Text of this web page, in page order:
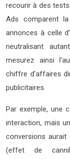
recourir à des
Ads comparent
annonces à celle
neutralisant
mesurez ainsi
chiffre d’affaires
publicitaires.
Par exemple, une
interaction, mais
conversions
(effet de